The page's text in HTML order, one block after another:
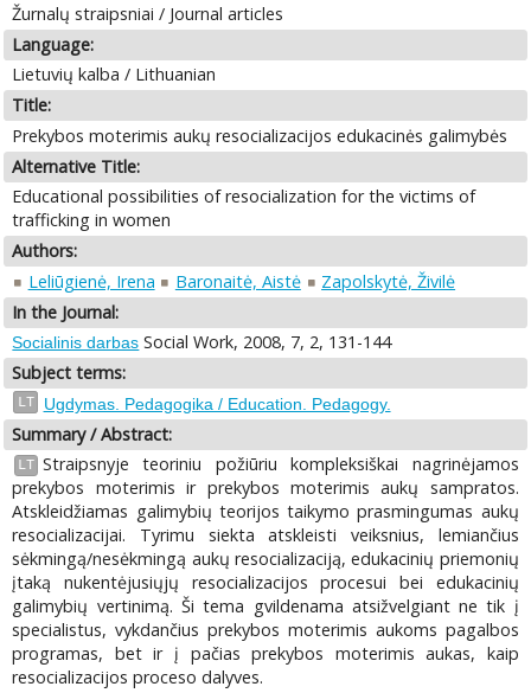
Žurnalų straipsniai / Journal articles
Language:
Lietuvių kalba / Lithuanian
Title:
Prekybos moterimis aukų resocializacijos edukacinės galimybės
Alternative Title:
Educational possibilities of resocialization for the victims of
trafficking in women
Authors:
Leliūgienė, Irena
Baronaitė, Aistė
Zapolskytė, Živilė
In the Journal:
Socialinis darbas Social Work, 2008, 7, 2, 131-144
Subject terms:
LT Ugdymas. Pedagogika / Education. Pedagogy.
Summary / Abstract:
LT Straipsnyje teoriniu požiūriu kompleksiškai nagrinėjamos
prekybos moterimis ir prekybos moterimis aukų sampratos.
Atskleidžiamas galimybių teorijos taikymo prasmingumas aukų
resocializacijai. Tyrimu siekta atskleisti veiksnius, lemiančius
sėkmingą/nesėkmingą aukų resocializaciją, edukacinių priemonių
įtaką nukentėjusiųjų resocializacijos procesui bei edukacinių
galimybių vertinimą. Ši tema gvildenama atsižvelgiant ne tik į
specialistus, vykdančius prekybos moterimis aukoms pagalbos
programas, bet ir į pačias prekybos moterimis aukas, kaip
resocializacijos proceso dalyves.